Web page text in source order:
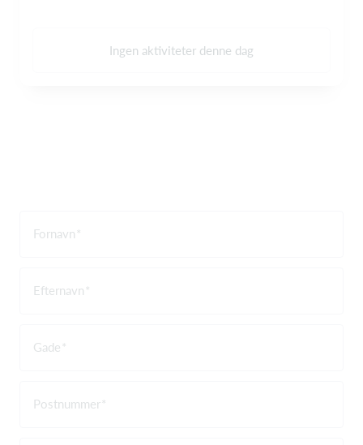
Ingen aktiviteter denne dag
Fornavn
Efternavn
Gade
Postnummer